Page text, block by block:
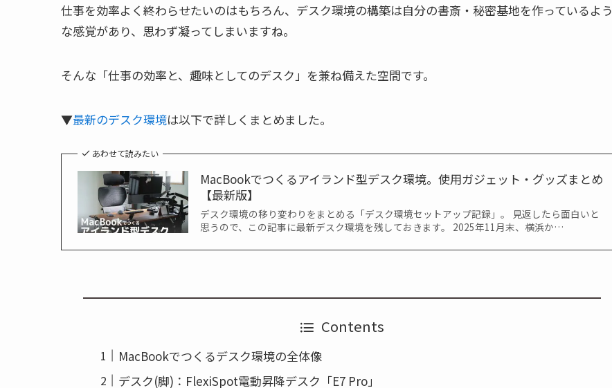
仕事を効率よく終わらせたいのはもちろん、デスク環境の構築は自分の書斎・秘密基地を作っているよう
な感覚があり、思わず凝ってしまいますね。
そんな「仕事の効率と、趣味としてのデスク」を兼ね備えた空間です。
▼最新のデスク環境は以下で詳しくまとめました。
あわせて読みたい
MacBookでつくるアイランド型デスク環境。使用ガジェット・グッズまとめ
【最新版】
デスク環境の移り変わりをまとめる「デスク環境セットアップ記録」。 見返したら面白いと
思うので、この記事に最新デスク環境を残しておきます。 2025年11月末、横浜か…
Contents
MacBookでつくるデスク環境の全体像
デスク(脚)：FlexiSpot電動昇降デスク「E7 Pro」